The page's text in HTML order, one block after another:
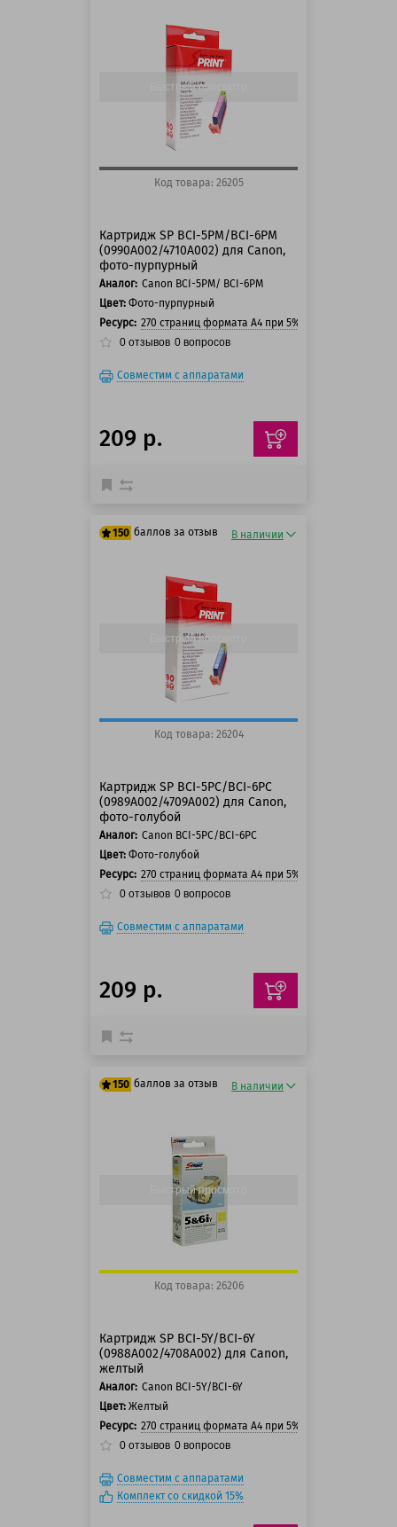
125 баллов
150 баллов
Быстрый просмотр
Код товара: 26205
Картридж SP BCI-5PM/BCI-6PM
(0990A002/4710A002) для Canon,
фото-пурпурный
Аналог: Canon BCI-5PM/ BCI-6PM
Цвет: Фото-пурпурный
Ресурс: 270 страниц формата А4 при 5% заполнении
0 отзывов 0 вопросов
Совместим с аппаратами
209 р.
150 баллов за отзыв
125 баллов
150 баллов
В наличии
Быстрый просмотр
Код товара: 26204
Картридж SP BCI-5PC/BCI-6PC
(0989A002/4709A002) для Canon,
фото-голубой
Аналог: Canon BCI-5PC/BCI-6PC
Цвет: Фото-голубой
Ресурс: 270 страниц формата А4 при 5% заполнении
0 отзывов 0 вопросов
Совместим с аппаратами
209 р.
150 баллов за отзыв
150 баллов
В наличии
Быстрый просмотр
Код товара: 26206
Картридж SP BCI-5Y/BCI-6Y
(0988A002/4708A002) для Canon,
желтый
Аналог: Canon BCI-5Y/BCI-6Y
Цвет: Желтый
Ресурс: 270 страниц формата А4 при 5% заполнении
0 отзывов 0 вопросов
Совместим с аппаратами
Комплект со скидкой 15%